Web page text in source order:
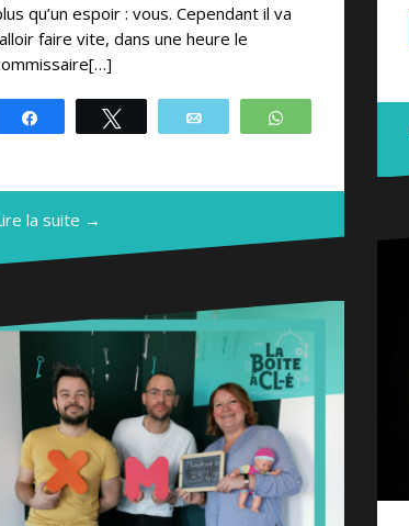
qu’un espoir : vous. Cependant il va
faire vite, dans une heure le
Partagez Tweetez
la suite →